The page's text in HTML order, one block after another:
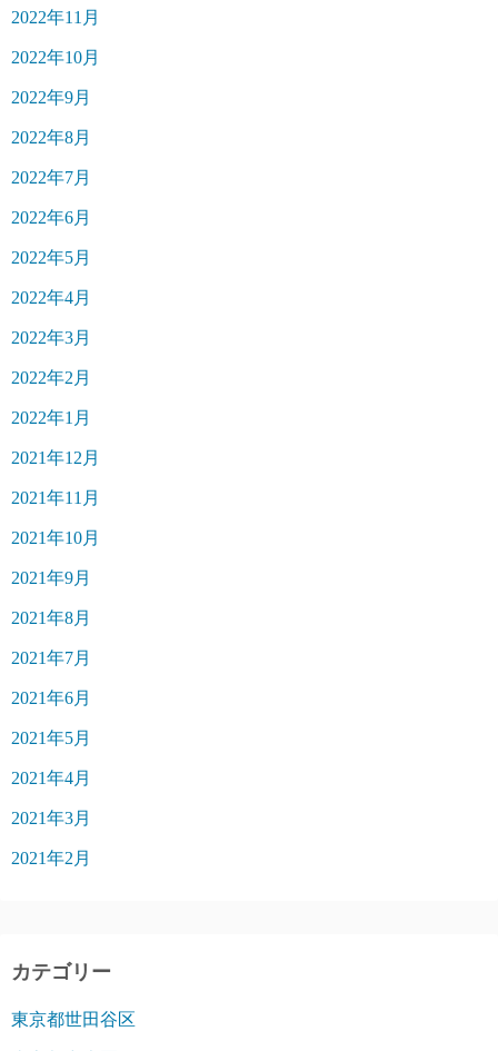
2022年11月
2022年10月
2022年9月
2022年8月
2022年7月
2022年6月
2022年5月
2022年4月
2022年3月
2022年2月
2022年1月
2021年12月
2021年11月
2021年10月
2021年9月
2021年8月
2021年7月
2021年6月
2021年5月
2021年4月
2021年3月
2021年2月
カテゴリー
東京都世田谷区